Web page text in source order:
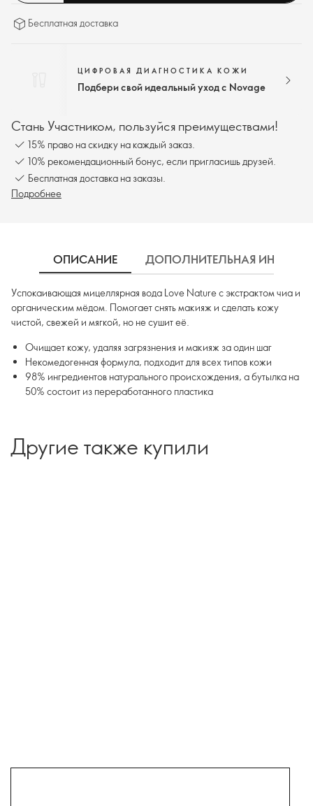
Бесплатная доставка
ЦИФРОВАЯ ДИАГНОСТИКА КОЖИ
Подбери свой идеальный уход с Novage
Стань Участником, пользуйся преимуществами!
15% право на скидку на каждый заказ.
10% рекомендационный бонус, если пригласишь друзей.
Бесплатная доставка на заказы.
Подробнее
ОПИСАНИЕ ДОПОЛНИТЕЛЬНАЯ
Успокаивающая мицеллярная вода Love Nature с экстрактом чиа и
органическим мёдом. Помогает снять макияж и сделать кожу
чистой, свежей и мягкой, но не сушит её.
Очищает кожу, удаляя загрязнения и макияж за один шаг
Некомедогенная формула, подходит для всех типов кожи
98% ингредиентов натурального происхождения, а бутылка на
50% состоит из переработанного пластика
Другие также купили